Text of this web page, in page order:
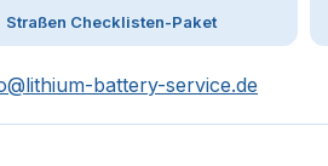
Straßen Checklisten-Paket
battery-service.de